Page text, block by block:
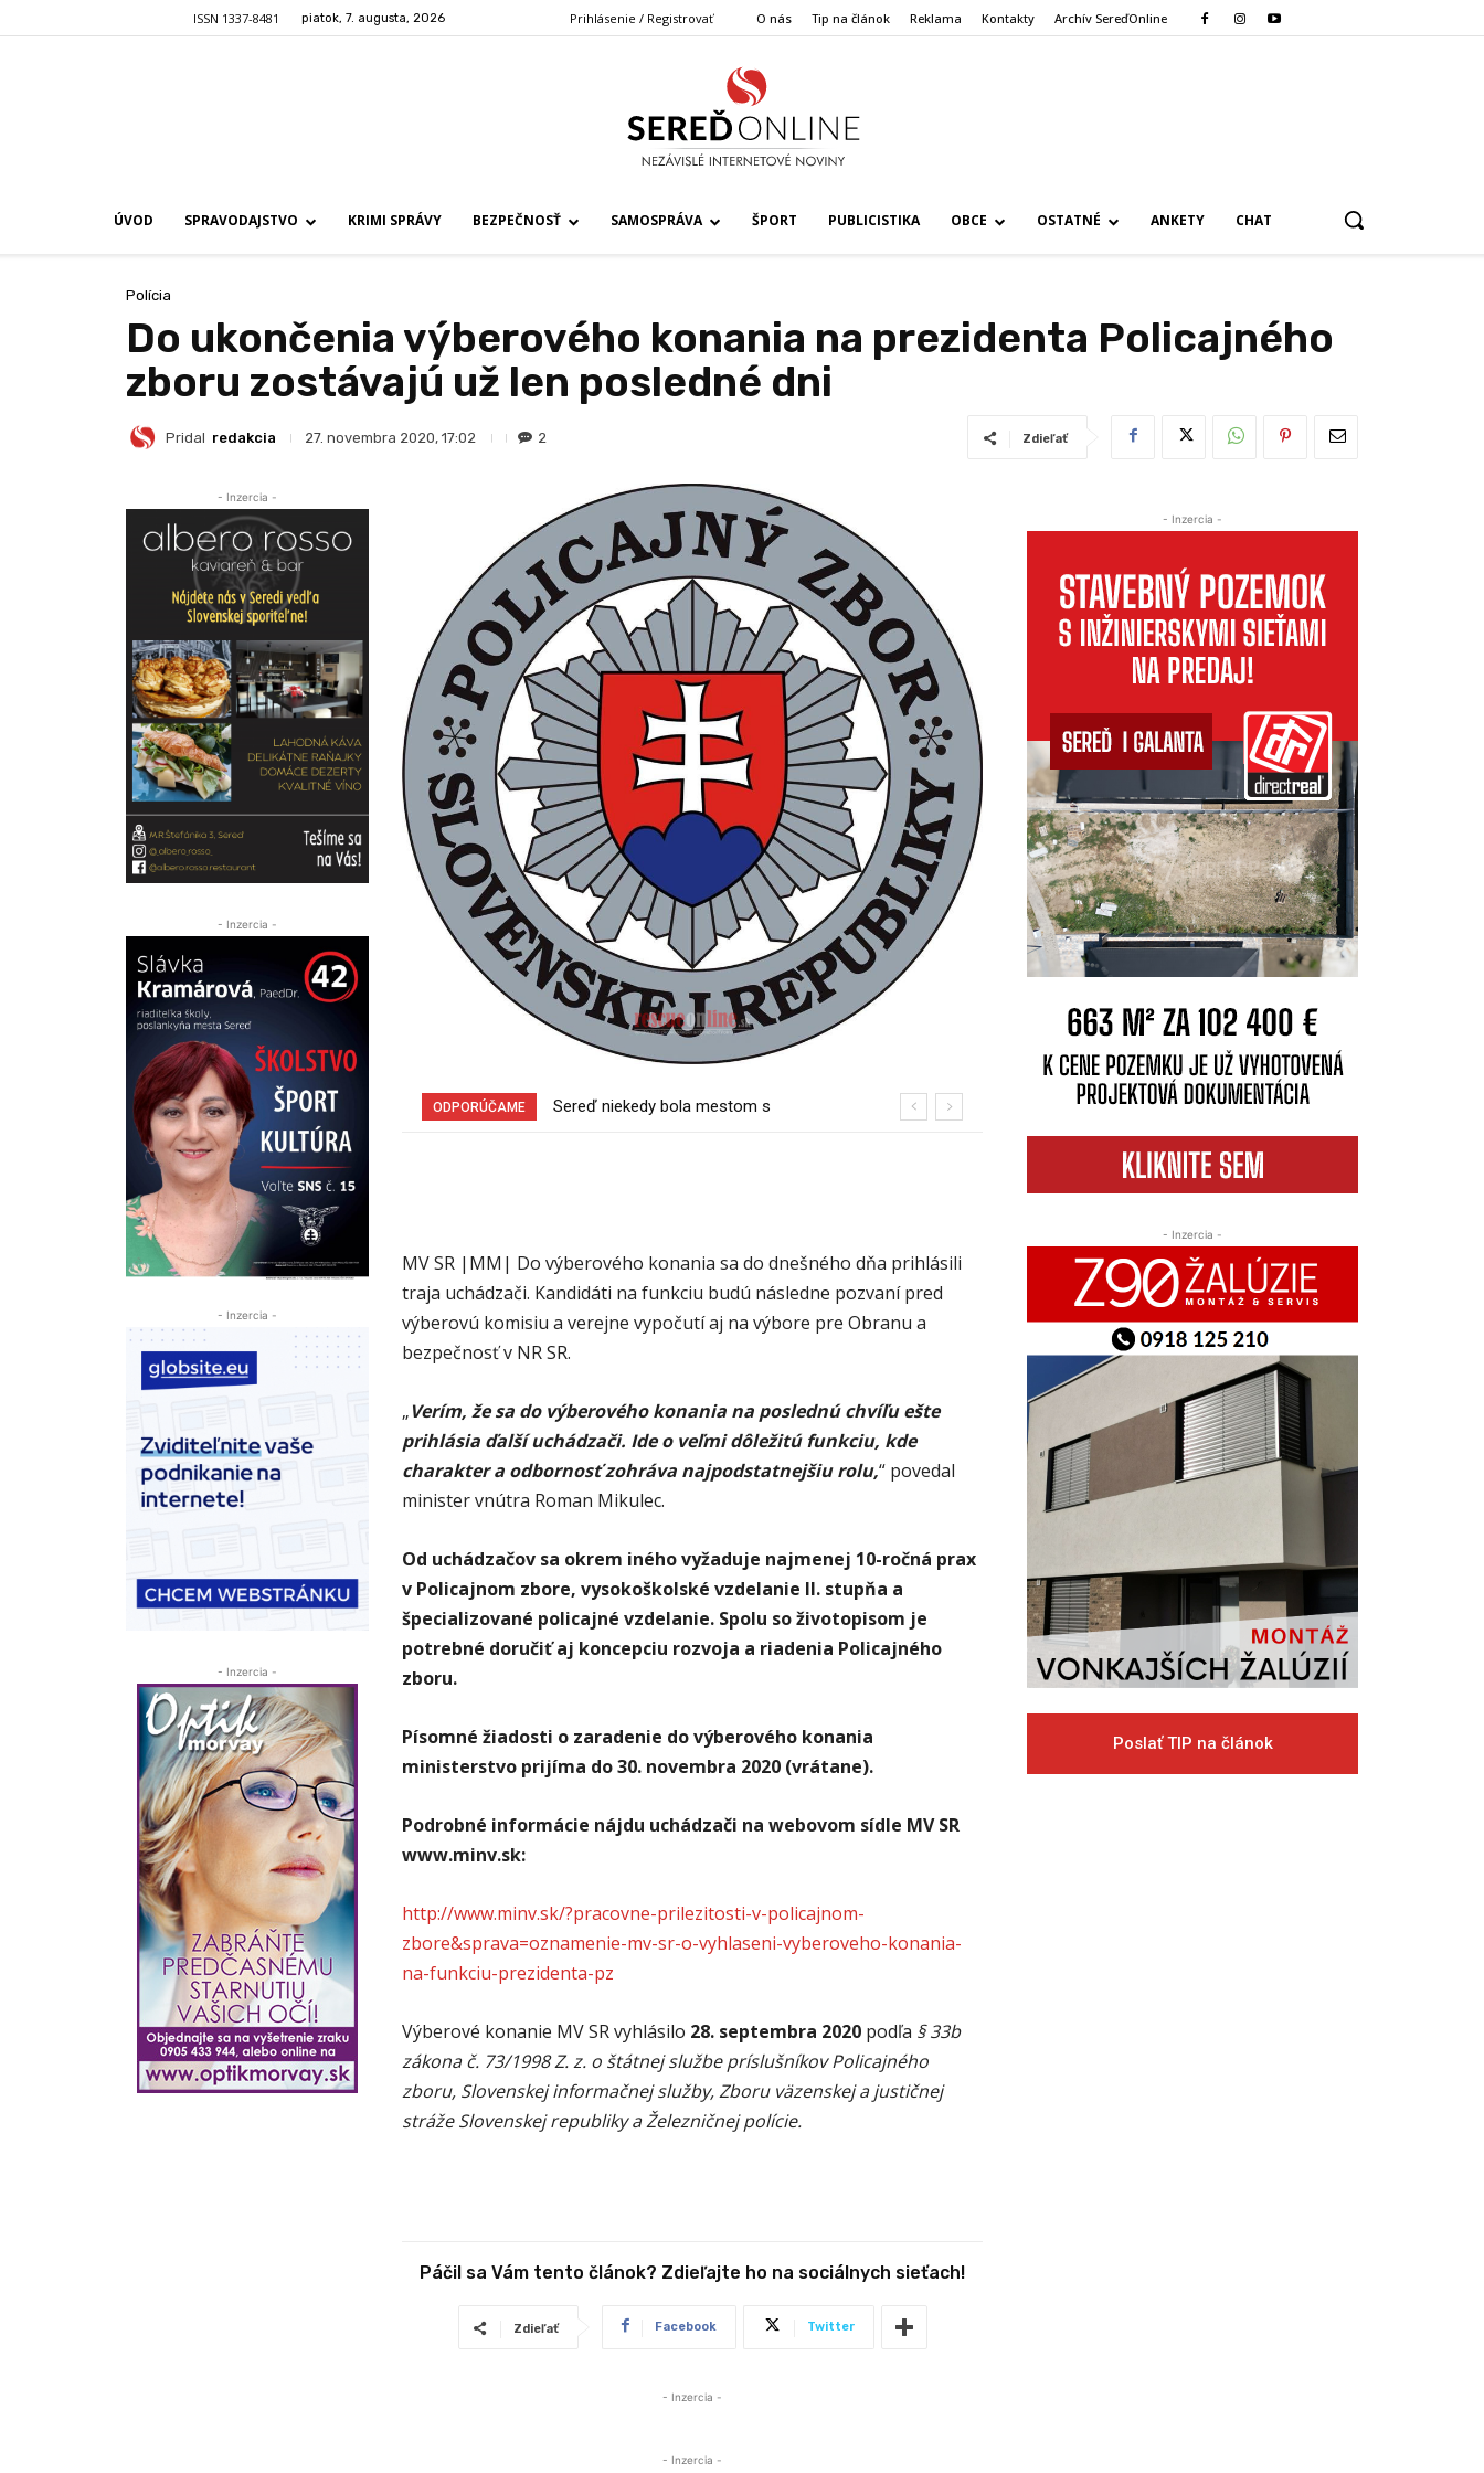
ISSN 1337-8481 piatok, 7. augusta, 2026 Prihlásenie / Registrovať O nás Tip na článok Reklama Kontakty Archív SereďOnline
ÚVOD SPRAVODAJSTVO KRIMI SPRÁVY BEZPEČNOSŤ SAMOSPRÁVA ŠPORT PUBLICISTIKA OBCE OSTATNÉ ANKETY CHAT
Polícia
Do ukončenia výberového konania na prezidenta Policajného
zboru zostávajú už len posledné dni
Pridal redakcia 27. novembra 2020, 17:02 2 Zdieľať
- Inzercia -
- Inzercia -
- Inzercia -
- Inzercia -
ODPORÚČAME
Sereď niekedy bola mestom s
Pri venčení na Jesenského ulici mal
MV SR |MM| Do výberového konania sa do dnešného dňa prihlásili
traja uchádzači. Kandidáti na funkciu budú následne pozvaní pred
výberovú komisiu a verejne vypočutí aj na výbore pre Obranu a
bezpečnosť v NR SR.
„Verím, že sa do výberového konania na poslednú chvíľu ešte
prihlásia ďalší uchádzači. Ide o veľmi dôležitú funkciu, kde
charakter a odbornosť zohráva najpodstatnejšiu rolu,“ povedal
minister vnútra Roman Mikulec.
Od uchádzačov sa okrem iného vyžaduje najmenej 10-ročná prax
v Policajnom zbore, vysokoškolské vzdelanie II. stupňa a
špecializované policajné vzdelanie. Spolu so životopisom je
potrebné doručiť aj koncepciu rozvoja a riadenia Policajného
zboru.
Písomné žiadosti o zaradenie do výberového konania
ministerstvo prijíma do30. novembra 2020 (vrátane).
Podrobné informácie nájdu uchádzači na webovom sídle MV SR
www.minv.sk:
http://www.minv.sk/?pracovne-prilezitosti-v-policajnom-
zbore&sprava=oznamenie-mv-sr-o-vyhlaseni-vyberoveho-konania-
na-funkciu-prezidenta-pz
Výberové konanie MV SR vyhlásilo 28. septembra 2020 podľa § 33b
zákona č. 73/1998 Z. z. o štátnej službe príslušníkov Policajného
zboru, Slovenskej informačnej služby, Zboru väzenskej a justičnej
stráže Slovenskej republiky a Železničnej polície.
Páčil sa Vám tento článok? Zdieľajte ho na sociálnych sieťach!
Zdieľať Facebook Twitter
- Inzercia -
- Inzercia -
- Inzercia -
- Inzercia -
Poslať TIP na článok